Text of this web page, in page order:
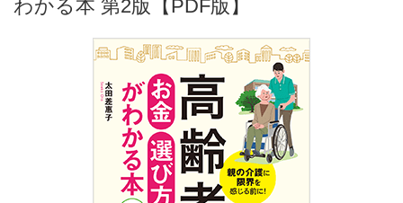
わかる本 第2版【PDF版】